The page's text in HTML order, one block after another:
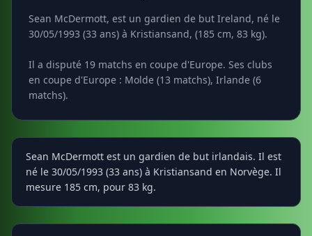
Sean McDermott, est un gardien de but Ireland, né le
30/05/1993 (33 ans) à Kristiansand, (185 cm, 83 kg).
Il a disputé 19 matchs en coupe d'Europe. Ses clubs
en coupe d'Europe : Molde (13 matchs), Irlande (6
matchs).
Sean McDermott est un gardien de but irlandais. Il est
né le 30/05/1993 (33 ans) à Kristiansand en Norvège. Il
mesure 185 cm, pour 83 kg.